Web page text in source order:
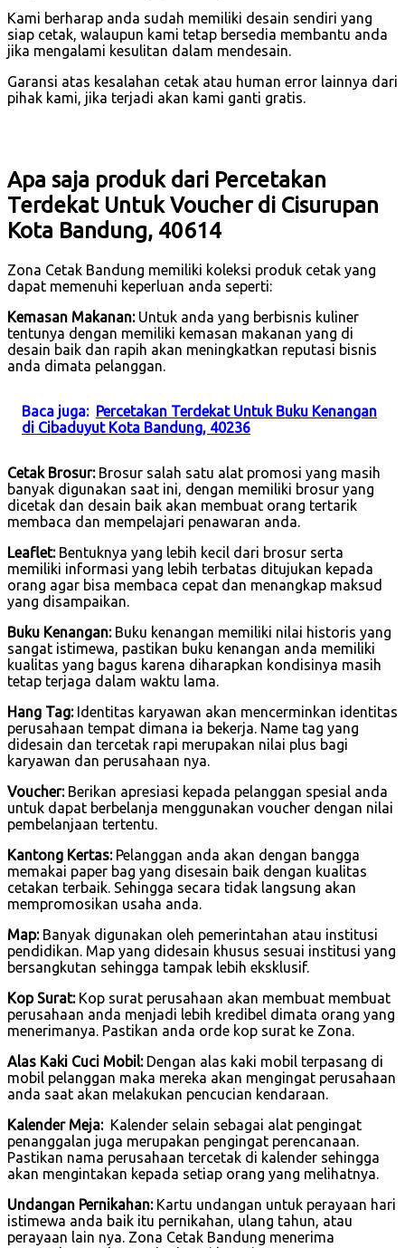
Kami berharap anda sudah memiliki desain sendiri yang
siap cetak, walaupun kami tetap bersedia membantu anda
jika mengalami kesulitan dalam mendesain.
Garansi atas kesalahan cetak atau human error lainnya dari
pihak kami, jika terjadi akan kami ganti gratis.
Apa saja produk dari Percetakan
Terdekat Untuk Voucher di Cisurupan
Kota Bandung, 40614
Zona Cetak Bandung memiliki koleksi produk cetak yang
dapat memenuhi keperluan anda seperti:
Kemasan Makanan:Untuk anda yang berbisnis kuliner
tentunya dengan memiliki kemasan makanan yang di
desain baik dan rapih akan meningkatkan reputasi bisnis
anda dimata pelanggan.
Baca juga: Percetakan Terdekat Untuk Buku Kenangan
di Cibaduyut Kota Bandung, 40236
Cetak Brosur:Brosur salah satu alat promosi yang masih
banyak digunakan saat ini, dengan memiliki brosur yang
dicetak dan desain baik akan membuat orang tertarik
membaca dan mempelajari penawaran anda.
Leaflet:Bentuknya yang lebih kecil dari brosur serta
memiliki informasi yang lebih terbatas ditujukan kepada
orang agar bisa membaca cepat dan menangkap maksud
yang disampaikan.
Buku Kenangan:Buku kenangan memiliki nilai historis yang
sangat istimewa, pastikan buku kenangan anda memiliki
kualitas yang bagus karena diharapkan kondisinya masih
tetap terjaga dalam waktu lama.
Hang Tag:Identitas karyawan akan mencerminkan identitas
perusahaan tempat dimana ia bekerja. Name tag yang
didesain dan tercetak rapi merupakan nilai plus bagi
karyawan dan perusahaan nya.
Voucher:Berikan apresiasi kepada pelanggan spesial anda
untuk dapat berbelanja menggunakan voucher dengan nilai
pembelanjaan tertentu.
Kantong Kertas:Pelanggan anda akan dengan bangga
memakai paper bag yang disesain baik dengan kualitas
cetakan terbaik. Sehingga secara tidak langsung akan
mempromosikan usaha anda.
Map:Banyak digunakan oleh pemerintahan atau institusi
pendidikan. Map yang didesain khusus sesuai institusi yang
bersangkutan sehingga tampak lebih eksklusif.
Kop Surat:Kop surat perusahaan akan membuat membuat
perusahaan anda menjadi lebih kredibel dimata orang yang
menerimanya. Pastikan anda orde kop surat ke Zona.
Alas Kaki Cuci Mobil:Dengan alas kaki mobil terpasang di
mobil pelanggan maka mereka akan mengingat perusahaan
anda saat akan melakukan pencucian kendaraan.
Kalender Meja:Kalender selain sebagai alat pengingat
penanggalan juga merupakan pengingat perencanaan.
Pastikan nama perusahaan tercetak di kalender sehingga
akan mengintakan kepada setiap orang yang melihatnya.
Undangan Pernikahan:Kartu undangan untuk perayaan hari
istimewa anda baik itu pernikahan, ulang tahun, atau
perayaan lain nya. Zona Cetak Bandung menerima